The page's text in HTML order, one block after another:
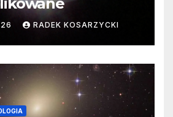
RADEK KOSARZYCKI